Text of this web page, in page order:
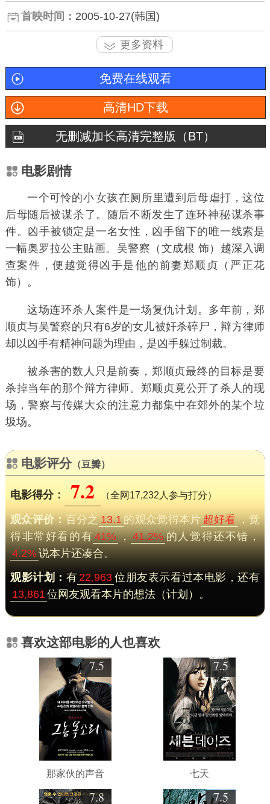
首映时间： 2005-10-27(韩国)
更多资料
免费在线观看
高清HD下载
无删减加长高清完整版（BT）
电影剧情
一个可怜的小 孩
厕所里遭到后母虐打，这位
后母随后被谋
了。随后不断发生了连环神
谋杀事
件。凶手被锁定是一名女性，凶手留下的唯一线索是
一幅奥罗拉公主贴画。吴警察（文成根 饰）越深入调
查案件，便越觉得凶手是
的前妻郑顺贞（严正花
饰）。
这场连环杀
案件是一场复仇计划。多年前，郑
顺贞与吴警察的只有6岁的女儿被奸杀碎尸，辩方律师
却以凶手有精神问题为理由，是凶手躲过制裁。
被杀害的数人只是前奏，郑顺贞最终的目标是要
杀掉当年的那个辩方律师。郑顺贞竟公开了杀人的现
场，警察与传媒大众的注意力都集中在郊外的某个垃
圾场。
电影评分（豆瓣）
电影得分： 7.2 （全网17,232人参与打分）
观众评价：百分之13.1的观众觉得本片超好看，觉
得非常好看的有41%，41.2%的人觉得还不错，
4.2%说本片还凑合。
观影计划： 有 22,963 位朋友表示看过本电影，还有
13,861位网友观看本片的想法（计划）。
喜欢这部电影的人也喜欢
7.5
那家伙的声音
7.5
七天
7.8 7.5